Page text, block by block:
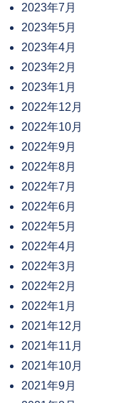
2023年7月
2023年5月
2023年4月
2023年2月
2023年1月
2022年12月
2022年10月
2022年9月
2022年8月
2022年7月
2022年6月
2022年5月
2022年4月
2022年3月
2022年2月
2022年1月
2021年12月
2021年11月
2021年10月
2021年9月